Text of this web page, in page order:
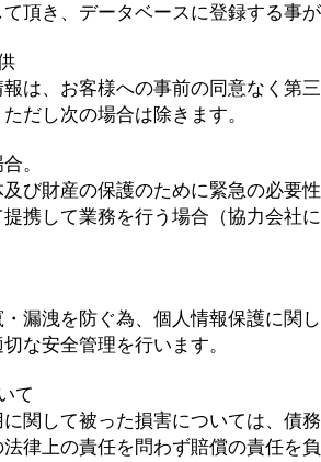
て頂き、データベースに登録する事
は、お客様への事前の同意なく第
だし次の場合は除きます。
。
及び財産の保護のために緊急の必要
携して業務を行う場合（協力会社
漏洩を防ぐ為、個人情報保護に関
な安全管理を行います。
て
関して被った損害については、債
律上の責任を問わず賠償の責任を